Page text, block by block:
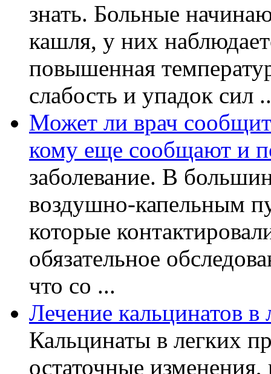
знать. Больные
кашля, у них
повышенная
слабость и упадок сил
Может ли врач
кому еще сообщают и
заболевание. В
воздушно-капельным
которые
обязательное
что со ...
Лечение кальцинатов
Кальцинаты в легких
остаточные